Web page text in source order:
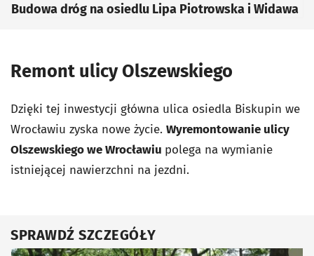
Budowa dróg na osiedlu Lipa Piotrowska i Widawa
Remont ulicy Olszewskiego
Dzięki tej inwestycji główna ulica osiedla Biskupin we
Wrocławiu zyska nowe życie. Wyremontowanie ulicy
Olszewskiego we Wrocławiu polega na wymianie
istniejącej nawierzchni na jezdni.
SPRAWDŹ SZCZEGÓŁY